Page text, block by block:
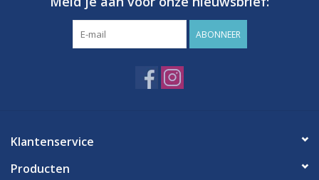
ABONNEER
Klantenservice
Producten